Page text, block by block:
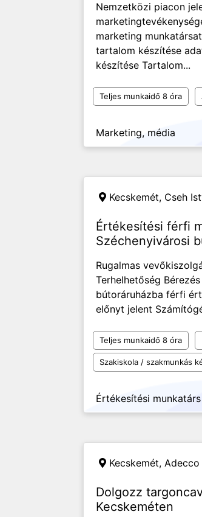
Nemzetközi piacon
marketing
tartalom készítése
készítése Tartalom...
Teljes munkaidő 8 óra
Marketing, média
Kecskemét, Cseh
Értékesítési férfi
Széchenyivárosi
Rugalmas
Terhelhetőség
bútoráruházba férfi
előnyt jelent
Teljes munkaidő 8 óra
Szakiskola / szakmunkás
Értékesítési munkatárs
Kecskemét, Adecco
Dolgozz
Kecskeméten